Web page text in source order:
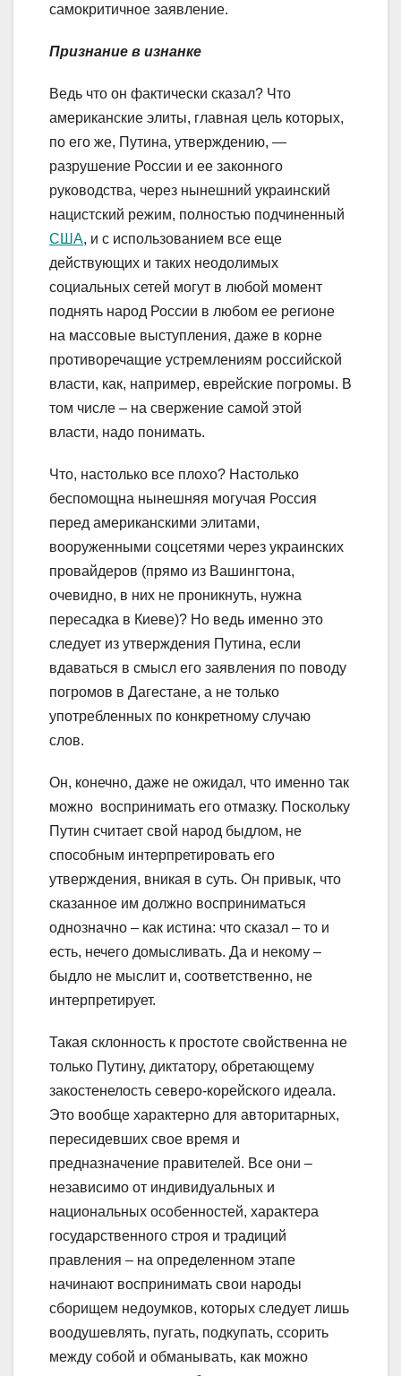
самокритичное заявление.
Признание в изнанке
Ведь что он фактически сказал? Что
американские элиты, главная цель которых,
по его же, Путина, утверждению, —
разрушение России и ее законного
руководства, через нынешний украинский
нацистский режим, полностью подчиненный
США, и с использованием все еще
действующих и таких неодолимых
социальных сетей могут в любой момент
поднять народ России в любом ее регионе
на массовые выступления, даже в корне
противоречащие устремлениям российской
власти, как, например, еврейские погромы. В
том числе – на свержение самой этой
власти, надо понимать.
Что, настолько все плохо? Настолько
беспомощна нынешняя могучая Россия
перед американскими элитами,
вооруженными соцсетями через украинских
провайдеров (прямо из Вашингтона,
очевидно, в них не проникнуть, нужна
пересадка в Киеве)? Но ведь именно это
следует из утверждения Путина, если
вдаваться в смысл его заявления по поводу
погромов в Дагестане, а не только
употребленных по конкретному случаю
слов.
Он, конечно, даже не ожидал, что именно так
можно воспринимать его отмазку. Поскольку
Путин считает свой народ быдлом, не
способным интерпретировать его
утверждения, вникая в суть. Он привык, что
сказанное им должно восприниматься
однозначно – как истина: что сказал – то и
есть, нечего домысливать. Да и некому –
быдло не мыслит и, соответственно, не
интерпретирует.
Такая склонность к простоте свойственна не
только Путину, диктатору, обретающему
закостенелость северо-корейского идеала.
Это вообще характерно для авторитарных,
пересидевших свое время и
предназначение правителей. Все они –
независимо от индивидуальных и
национальных особенностей, характера
государственного строя и традиций
правления – на определенном этапе
начинают воспринимать свои народы
сборищем недоумков, которых следует лишь
воодушевлять, пугать, подкупать, ссорить
между собой и обманывать, как можно